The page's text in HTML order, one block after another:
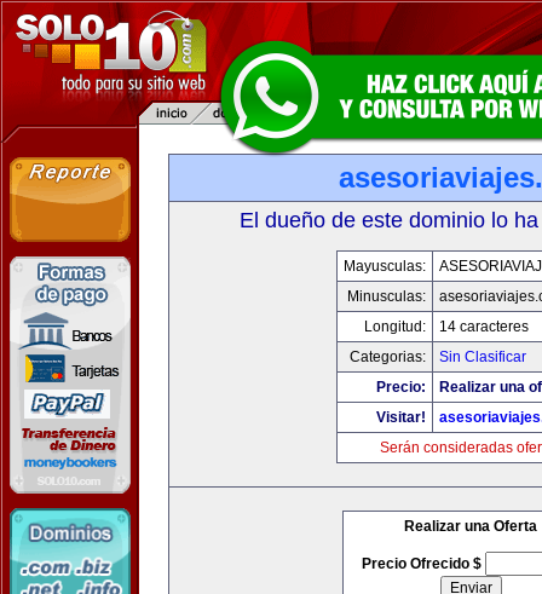
El dueño de este dominio lo
Mayusculas:
Minusculas:
Longitud:
14 caracteres
Categorias:
Sin Clasificar
Precio:
Realizar una
Visitar!
Serán consideradas
Realizar una Oferta
Precio Ofrecido $